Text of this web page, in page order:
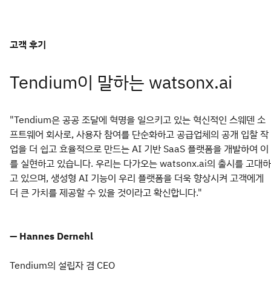
고객 후기
Tendium이 말하는 watsonx.ai
"Tendium은 공공 조달에 혁명을 일으키고 있는 혁신적인 스웨덴 소
프트웨어 회사로, 사용자 참여를 단순화하고 공급업체의 공개 입찰 작
업을 더 쉽고 효율적으로 만드는 AI 기반 SaaS 플랫폼을 개발하여 이
를 실현하고 있습니다. 우리는 다가오는 watsonx.ai의 출시를 고대하
고 있으며, 생성형 AI 기능이 우리 플랫폼을 더욱 향상시켜 고객에게
더 큰 가치를 제공할 수 있을 것이라고 확신합니다."
— Hannes Dernehl
Tendium의 설립자 겸 CEO